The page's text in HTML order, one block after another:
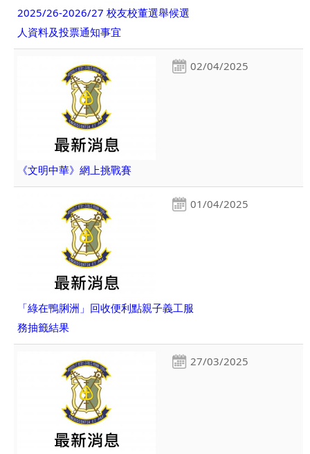
2025/26-2026/27 校友校董選舉候選
人資料及投票通知事宜
02/04/2025
《文明中華》網上挑戰賽
01/04/2025
「綠在鴨脷洲」回收便利點親子義工服
務抽籤結果
27/03/2025